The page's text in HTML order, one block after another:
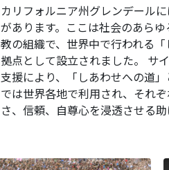
カリフォルニア州グレンデール
があります。ここは社会のあら
教の組織で、世界中で行われる
拠点として設立されました。 サ
支援により、「しあわせへの道
では世界各地で利用され、それ
さ、信頼、自尊心を浸透させる助